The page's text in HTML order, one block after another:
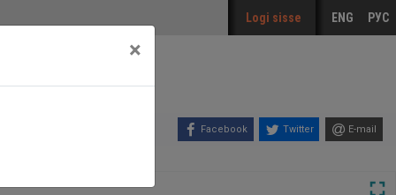
Logi sisse ENG РУС
Facebook Twitter E-mail
×